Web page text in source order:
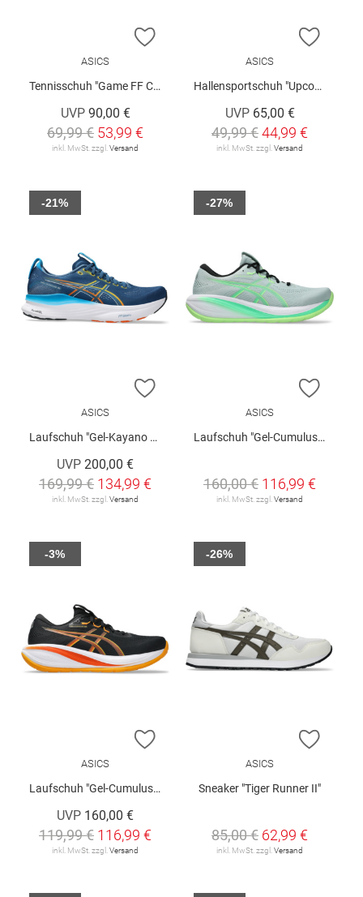
ZUR WUNSCHLISTE HINZUFÜGEN
ASICS
Tennisschuh "Game FF Clay /Oc"
UVP 90,00 €
69,99 € 53,99 €
inkl. MwSt. zzgl.Versand
ZUR
ASICS
Hallensportschuh "Upcourt 6"
UVP 65,00 €
49,99 €44,99 €
inkl. MwSt. zzgl.Versand
ZUR WUNSCHLISTE HINZUFÜGEN
ASICS
Laufschuh "Gel-Kayano 32"
UVP 200,00 €
169,99 € 134,99 €
inkl. MwSt. zzgl.Versand
-21%
ZUR
ASICS
Laufschuh "Gel-Cumulus 28"
160,00 € 116,99 €
inkl. MwSt. zzgl.Versand
-27%
ZUR WUNSCHLISTE HINZUFÜGEN
ASICS
Laufschuh "Gel-Cumulus 28"
UVP 160,00 €
119,99 € 116,99 €
inkl. MwSt. zzgl. Versand
-3%
ZUR
ASICS
Sneaker "Tiger Runner II"
85,00 € 62,99 €
inkl. MwSt. zzgl. Versand
-26%